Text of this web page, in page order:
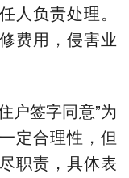
人负责处理。
费用，侵害业
户签字同意”为
定合理性，但
职责，具体表